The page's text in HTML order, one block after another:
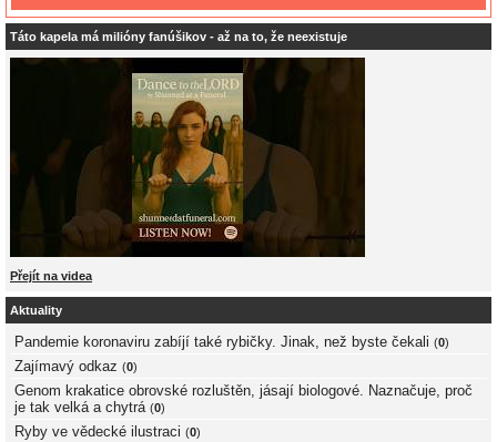
Táto kapela má milióny fanúšikov - až na to, že neexistuje
Přejít na videa
Aktuality
Pandemie koronaviru zabíjí také rybičky. Jinak, než byste čekali (0)
Zajímavý odkaz (0)
Genom krakatice obrovské rozluštěn, jásají biologové. Naznačuje, proč
je tak velká a chytrá (0)
Ryby ve vědecké ilustraci (0)